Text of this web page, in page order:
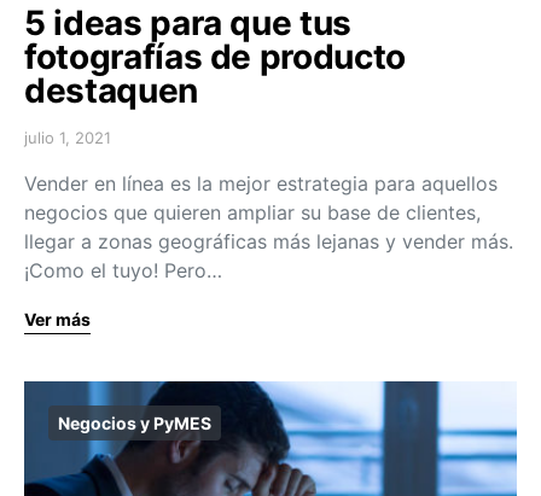
5 ideas para que tus
fotografías de producto
destaquen
julio 1, 2021
Vender en línea es la mejor estrategia para aquellos
negocios que quieren ampliar su base de clientes,
llegar a zonas geográficas más lejanas y vender más.
¡Como el tuyo! Pero…
Ver más
Negocios y PyMES